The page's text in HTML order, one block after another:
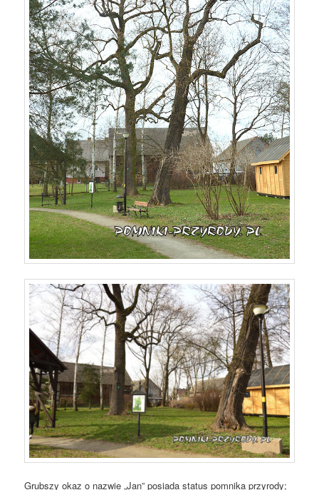
Grubszy okaz o nazwie „Jan” posiada status pomnika przyrody;